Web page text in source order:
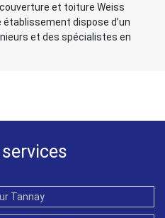
et toiture Weiss
dispose d’un
et des spécialistes en
Tannay